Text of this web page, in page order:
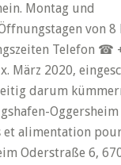
Montag und
von 8
Telefon ☎
März 2020,
darum
Oggersheim
et alimentation
Oderstraße 6,